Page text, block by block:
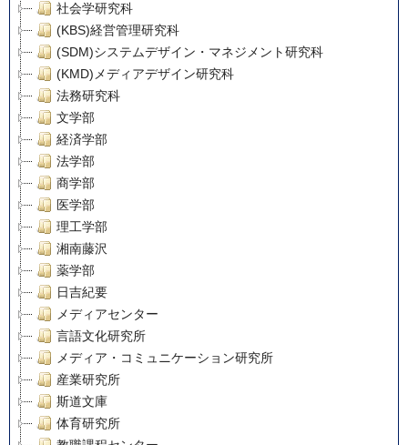
社会学研究科
(KBS)経営管理研究科
(SDM)システムデザイン・マネジメント研究科
(KMD)メディアデザイン研究科
法務研究科
文学部
経済学部
法学部
商学部
医学部
理工学部
湘南藤沢
薬学部
日吉紀要
メディアセンター
言語文化研究所
メディア・コミュニケーション研究所
産業研究所
斯道文庫
体育研究所